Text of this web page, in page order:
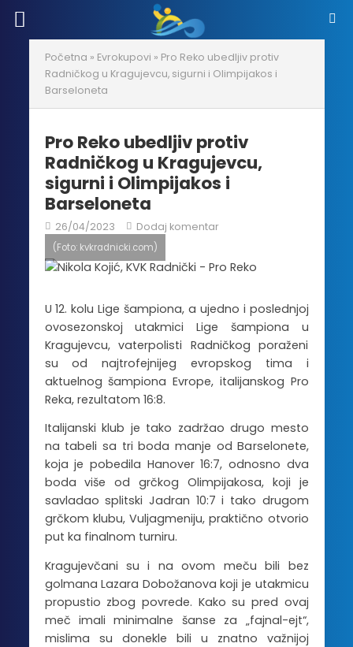
Početna » Evrokupovi » Pro Reko ubedljiv protiv
Radničkog u Kragujevcu, sigurni i Olimpijakos i
Barseloneta
Pro Reko ubedljiv protiv
Radničkog u Kragujevcu,
sigurni i Olimpijakos i
Barseloneta
26/04/2023 Dodaj komentar
(Foto: kvkradnicki.com)
U 12. kolu Lige šampiona, a ujedno i poslednjoj
ovosezonskoj utakmici Lige šampiona u
Kragujevcu, vaterpolisti Radničkog poraženi
su od najtrofejnijeg evropskog tima i
aktuelnog šampiona Evrope, italijanskog Pro
Reka, rezultatom 16:8.
Italijanski klub je tako zadržao drugo mesto
na tabeli sa tri boda manje od Barselonete,
koja je pobedila Hanover 16:7, odnosno dva
boda više od grčkog Olimpijakosa, koji je
savladao splitski Jadran 10:7 i tako drugom
grčkom klubu, Vuljagmeniju, praktično otvorio
put ka finalnom turniru.
Kragujevčani su i na ovom meču bili bez
golmana Lazara Dobožanova koji je utakmicu
propustio zbog povrede. Kako su pred ovaj
meč imali minimalne šanse za „fajnal-ejt“,
mislima su donekle bili u znatno važnijoj